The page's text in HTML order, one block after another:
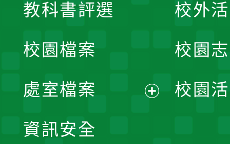
單
教科書評選
校園檔案
處室檔案
資訊安全
校外
校園
校園